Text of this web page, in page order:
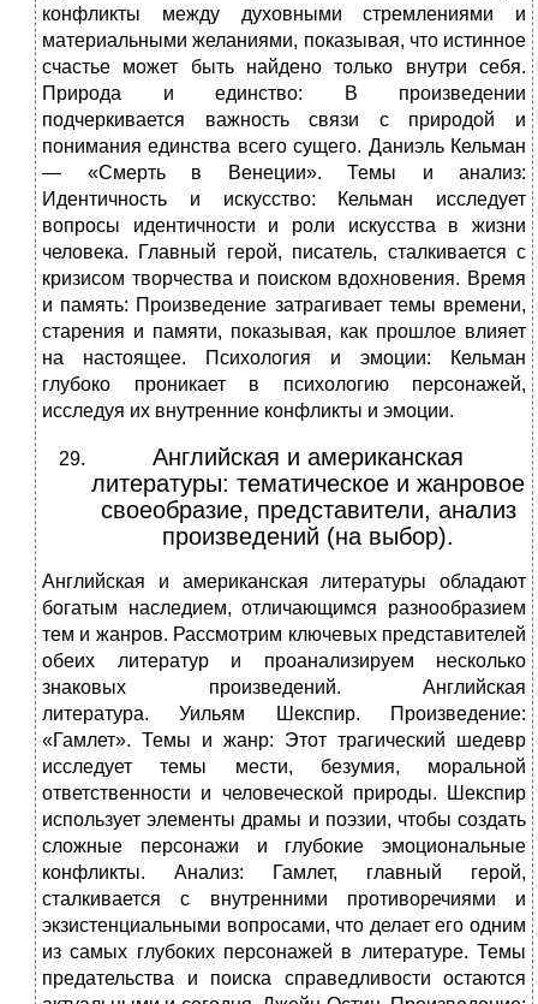
конфликты между духовными стремлениями и
материальными желаниями, показывая, что истинное
счастье может быть найдено только внутри себя.
Природа и единство: В произведении
подчеркивается важность связи с природой и
понимания единства всего сущего. Даниэль Кельман
— «Смерть в Венеции». Темы и анализ:
Идентичность и искусство: Кельман исследует
вопросы идентичности и роли искусства в жизни
человека. Главный герой, писатель, сталкивается с
кризисом творчества и поиском вдохновения. Время
и память: Произведение затрагивает темы времени,
старения и памяти, показывая, как прошлое влияет
на настоящее. Психология и эмоции: Кельман
глубоко проникает в психологию персонажей,
исследуя их внутренние конфликты и эмоции.
Английская и американская
литературы: тематическое и жанровое
своеобразие, представители, анализ
произведений (на выбор).
Английская и американская литературы обладают
богатым наследием, отличающимся разнообразием
тем и жанров. Рассмотрим ключевых представителей
обеих литератур и проанализируем несколько
знаковых произведений. Английская
литература. Уильям Шекспир. Произведение:
«Гамлет». Темы и жанр: Этот трагический шедевр
исследует темы мести, безумия, моральной
ответственности и человеческой природы. Шекспир
использует элементы драмы и поэзии, чтобы создать
сложные персонажи и глубокие эмоциональные
конфликты. Анализ: Гамлет, главный герой,
сталкивается с внутренними противоречиями и
экзистенциальными вопросами, что делает его одним
из самых глубоких персонажей в литературе. Темы
предательства и поиска справедливости остаются